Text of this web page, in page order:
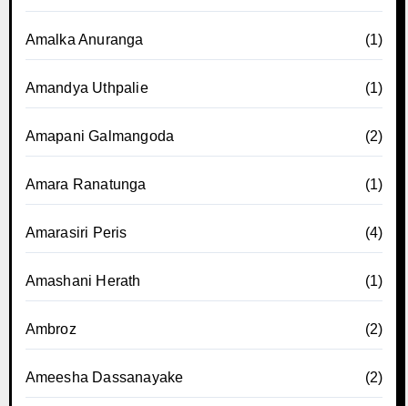
Amalka Anuranga (1)
Amandya Uthpalie (1)
Amapani Galmangoda (2)
Amara Ranatunga (1)
Amarasiri Peris (4)
Amashani Herath (1)
Ambroz (2)
Ameesha Dassanayake (2)